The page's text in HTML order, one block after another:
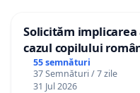
Solicităm
cazul copilului
Gheorghe, aflat în
12 ani
55 semnături
37 Semnături / 7 zile
31 Jul 2026